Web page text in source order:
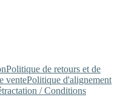
Politique de retours et de
ventePolitique d'alignement
/ Conditions